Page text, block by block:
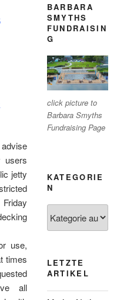
users
jetty
use,
times
all
BARBARA
SMYTHS
FUNDRAISIN
G
click picture to
Barbara Smyths
Fundraising Page
KATEGORIE
N
LETZTE
ARTIKEL